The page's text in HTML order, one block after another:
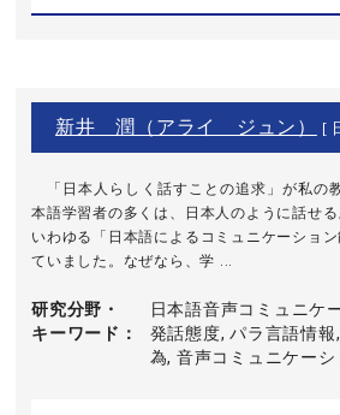
新井 潤（アライ ジュン） [
「日本人らしく話すことの追求」が私
本語学習者の多くは、日本人のように話せる
いわゆる「日本語によるコミュニケーショ
ていました。なぜなら、学 ...
研究分野・
キーワード
日本語音声コミュニケ
発話態度, パラ言語情
為, 音声コミュニケーシ